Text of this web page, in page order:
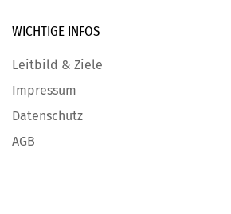
WICHTIGE INFOS
Leitbild & Ziele
Impressum
Datenschutz
AGB